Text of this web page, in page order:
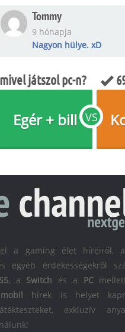
Tommy
9 hónapja
Nagyon hülye. xD
mivel játszol pc-n?
VS
Egér + bill
a gaming élet híreiről, a
egyéb érdekességekről
, a Switch és a PC
mobil hírek is helyet
exkluzív